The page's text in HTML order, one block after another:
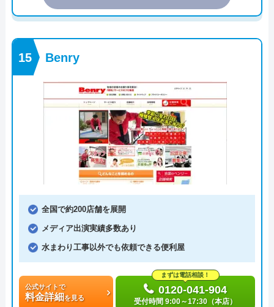
Benry
全国で約200店舗を展開
メディア出演実績多数あり
水まわり工事以外でも依頼できる便利屋
公式サイトで
料金詳細を見る
まずは電話相談！
0120-041-904
受付時間 9:00～17:30（本店）